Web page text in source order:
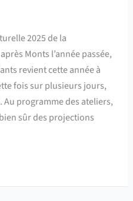
2025 de la
Monts l’année passée,
revient cette année à
fois sur plusieurs jours,
programme des ateliers,
sûr des projections